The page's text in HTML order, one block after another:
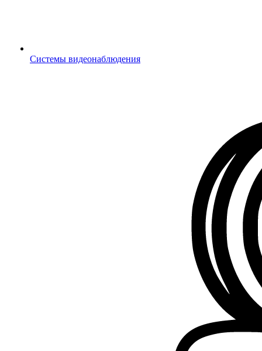
Системы видеонаблюдения